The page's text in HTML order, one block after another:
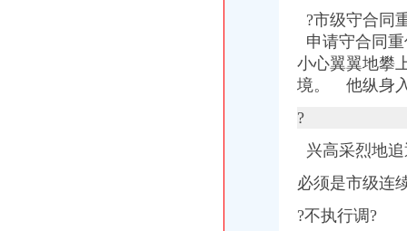
?市级守合同
申请守合同
小心翼翼地攀
境。
他纵身
?
兴高采烈地
必须是市级连
?不执行调?